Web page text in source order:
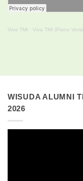
Viva TMI · Viva TMI (Piano
WISUDA ALUMNI
2026